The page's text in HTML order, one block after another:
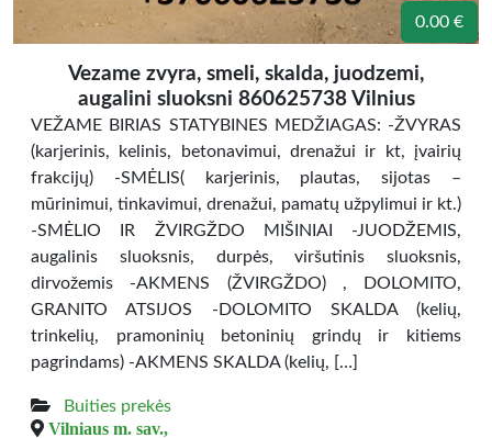
0.00 €
Vezame zvyra, smeli, skalda, juodzemi,
augalini sluoksni 860625738 Vilnius
VEŽAME BIRIAS STATYBINES MEDŽIAGAS: -ŽVYRAS
(karjerinis, kelinis, betonavimui, drenažui ir kt, įvairių
frakcijų) -SMĖLIS( karjerinis, plautas, sijotas –
mūrinimui, tinkavimui, drenažui, pamatų užpylimui ir kt.)
-SMĖLIO IR ŽVIRGŽDO MIŠINIAI -JUODŽEMIS,
augalinis sluoksnis, durpės, viršutinis sluoksnis,
dirvožemis -AKMENS (ŽVIRGŽDO) , DOLOMITO,
GRANITO ATSIJOS -DOLOMITO SKALDA (kelių,
trinkelių, pramoninių betoninių grindų ir kitiems
pagrindams) -AKMENS SKALDA (kelių, […]
Buities prekės
Vilniaus m. sav.,